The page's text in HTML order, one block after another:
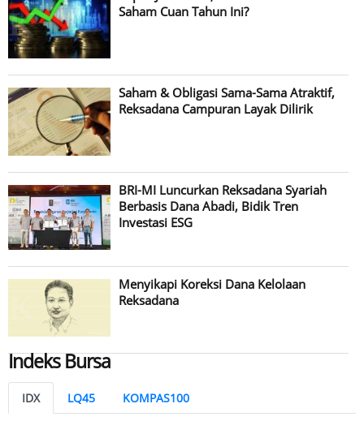
Saham Cuan Tahun Ini?
Saham & Obligasi Sama-Sama Atraktif,
Reksadana Campuran Layak Dilirik
BRI-MI Luncurkan Reksadana Syariah
Berbasis Dana Abadi, Bidik Tren
Investasi ESG
Menyikapi Koreksi Dana Kelolaan
Reksadana
Indeks Bursa
IDX LQ45 KOMPAS100